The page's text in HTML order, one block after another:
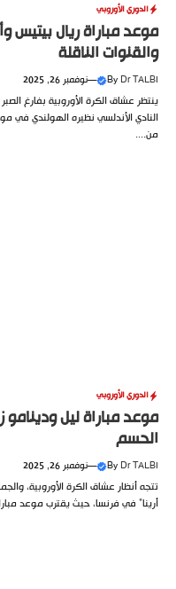
الدوري الأوروبي
والقنوات الناقلة
By Dr TALBI
—نوفمبر 26, 2025
ينتظر عشاق الكرة الأوروبية بفارغ
النادي الأندلسي نظيره الهولندي
من....
الدوري الأوروبي
الحسم
By Dr TALBI
—نوفمبر 26, 2025
تتجه أنظار عشاق الكرة الأوروبية،
أرينا” في فرنسا، حيث يقترب موعد